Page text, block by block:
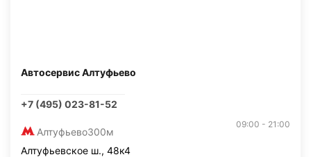
Автосервис Алтуфьево
+7 (495) 023-81-52
Алтуфьево300м
09:00 - 21:00
Алтуфьевское ш., 48к4